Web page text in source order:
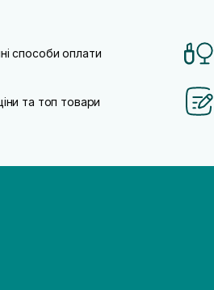
способи оплати
та топ товари